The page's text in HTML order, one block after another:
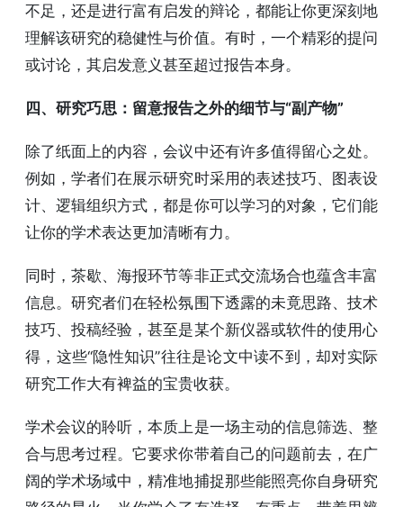
不足，还是进行富有启发的辩论，都能让你更深刻地
理解该研究的稳健性与价值。有时，一个精彩的提问
或讨论，其启发意义甚至超过报告本身。
四、研究巧思：留意报告之外的细节与“副产物”
除了纸面上的内容，会议中还有许多值得留心之处。
例如，学者们在展示研究时采用的表述技巧、图表设
计、逻辑组织方式，都是你可以学习的对象，它们能
让你的学术表达更加清晰有力。
同时，茶歇、海报环节等非正式交流场合也蕴含丰富
信息。研究者们在轻松氛围下透露的未竟思路、技术
技巧、投稿经验，甚至是某个新仪器或软件的使用心
得，这些“隐性知识”往往是论文中读不到，却对实际
研究工作大有裨益的宝贵收获。
学术会议的聆听，本质上是一场主动的信息筛选、整
合与思考过程。它要求你带着自己的问题前去，在广
阔的学术场域中，精准地捕捉那些能照亮你自身研究